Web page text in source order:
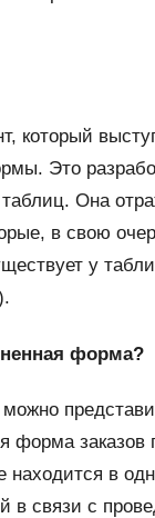
который
Это
Она
в свою
у
форма?
заказов
в
в связи с